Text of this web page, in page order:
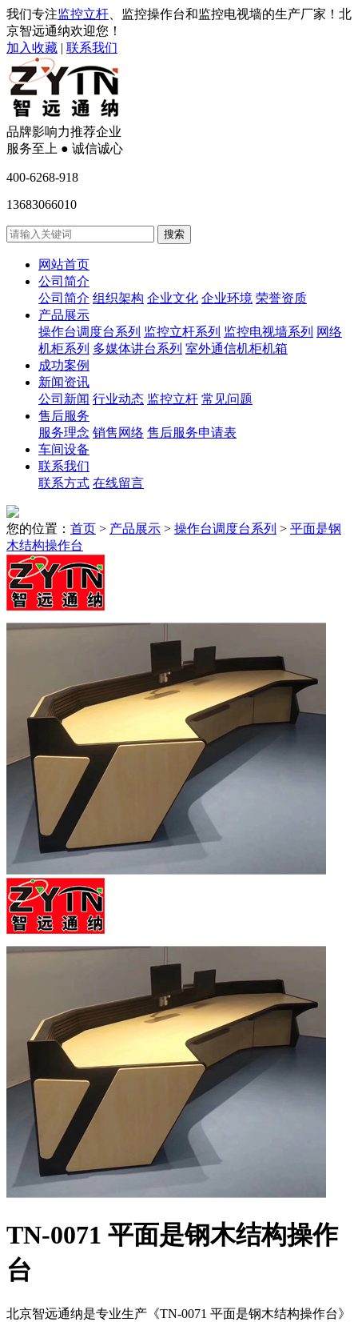
我们专注监控立杆 、监控操作台和监控电视墙的生产厂家！北
京智远通纳欢迎您！
加入收藏 | 联系我们
品牌影响力推荐企业
服务至上 ● 诚信诚心
400-6268-918
13683066010
网站首页
公司简介
公司简介 组织架构 企业文化 企业环境 荣誉资质
产品展示
操作台调度台系列 监控立杆系列 监控电视墙系列 网络
机柜系列 多媒体讲台系列 室外通信机柜机箱
成功案例
新闻资讯
公司新闻 行业动态 监控立杆 常见问题
售后服务
服务理念 销售网络 售后服务申请表
车间设备
联系我们
联系方式 在线留言
您的位置： 首页 > 产品展示 > 操作台调度台系列 > 平面是钢
木结构操作台
TN-0071 平面是钢木结构操作
台
北京智远通纳是专业生产《TN-0071 平面是钢木结构操作台》